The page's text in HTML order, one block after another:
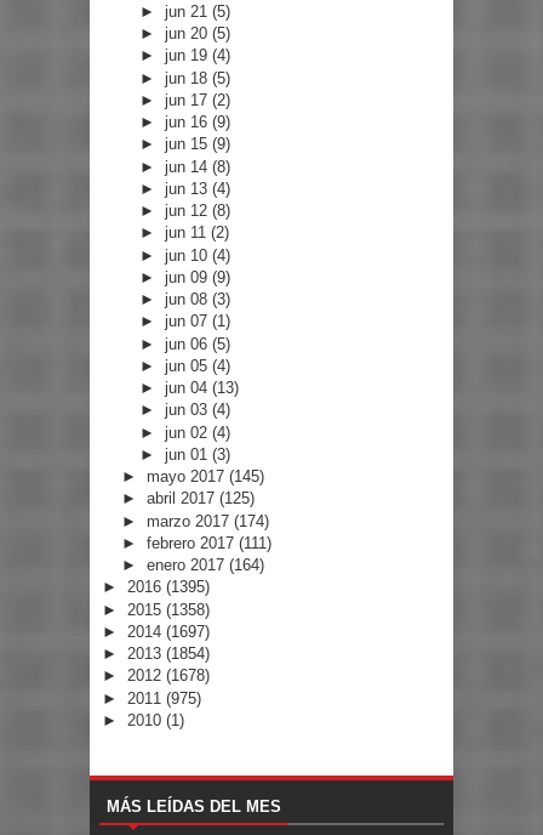
►jun 21(5)
►jun 20(5)
►jun 19(4)
►jun 18(5)
►jun 17(2)
►jun 16(9)
►jun 15(9)
►jun 14(8)
►jun 13(4)
►jun 12(8)
►jun 11(2)
►jun 10(4)
►jun 09(9)
►jun 08(3)
►jun 07(1)
►jun 06(5)
►jun 05(4)
►jun 04(13)
►jun 03(4)
►jun 02(4)
►jun 01(3)
► mayo 2017 (145)
► abril 2017 (125)
► marzo 2017 (174)
► febrero 2017 (111)
► enero 2017 (164)
► 2016 (1395)
► 2015 (1358)
► 2014 (1697)
► 2013 (1854)
► 2012 (1678)
► 2011 (975)
► 2010 (1)
MÁS LEÍDAS DEL MES